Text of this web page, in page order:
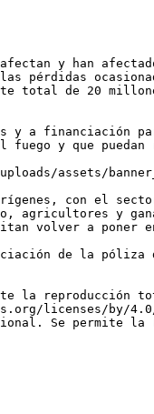
y han
pérdidas
total de 20
a financiación
fuego y que
assets/
orígenes, con el
agricultores y
volver a
de la póliza
la
licenses/by/
Se permite